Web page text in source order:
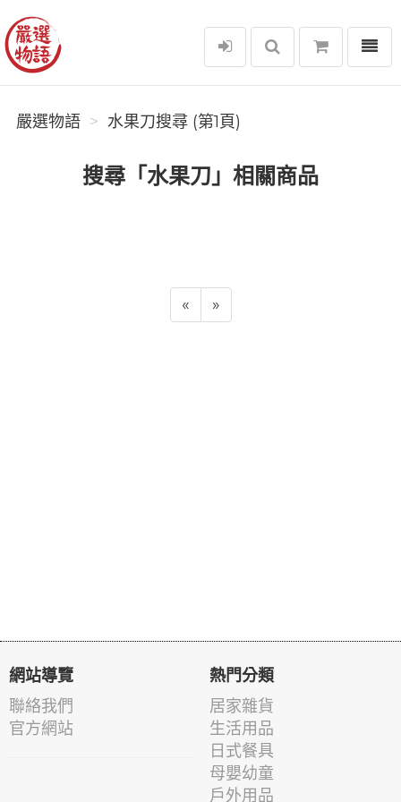
嚴選物語
選單
嚴選物語 水果刀搜尋 (第1頁)
搜尋「水果刀」相關商品
« »
網站導覽
聯絡我們
官方網站
熱門分類
居家雜貨
生活用品
日式餐具
母嬰幼童
戶外用品